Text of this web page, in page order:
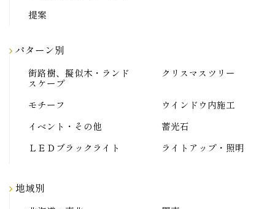
提案
パターン別
街路樹、擬似木・ランド
スケープ
クリスマスツリー
モチーフ
ウインドウ内施工
イベント・その他
蓄光石
ＬＥＤブラックライト
ライトアップ・照明
地域別